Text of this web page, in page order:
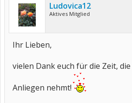
Ludovica12
Aktives Mitglied
Ihr Lieben,
vielen Dank euch für die Zeit,
Anliegen nehmt!